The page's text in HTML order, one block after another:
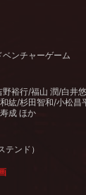
ンチャーゲーム
裕行/福山 潤/白井
紘/杉田智和/小松昌
成 ほか
ンド）